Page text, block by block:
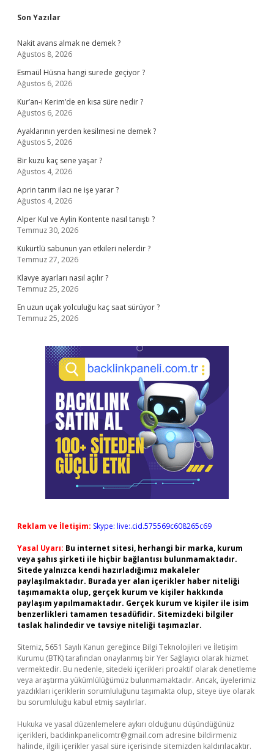
Sidebar
Son Yazılar
Nakit avans almak ne demek ?
Ağustos 8, 2026
Esmaül Hüsna hangi surede geçiyor ?
Ağustos 6, 2026
Kur’an-ı Kerim’de en kısa süre nedir ?
Ağustos 6, 2026
Ayaklarının yerden kesilmesi ne demek ?
Ağustos 5, 2026
Bir kuzu kaç sene yaşar ?
Ağustos 4, 2026
Aprin tarım ilacı ne işe yarar ?
Ağustos 4, 2026
Alper Kul ve Aylin Kontente nasıl tanıştı ?
Temmuz 30, 2026
Kükürtlü sabunun yan etkileri nelerdir ?
Temmuz 27, 2026
Klavye ayarları nasıl açılır ?
Temmuz 25, 2026
En uzun uçak yolculuğu kaç saat sürüyor ?
Temmuz 25, 2026
Reklam ve İletişim: Skype: live:.cid.575569c608265c69
Yasal Uyarı: Bu internet sitesi, herhangi bir marka, kurum
veya şahıs şirketi ile hiçbir bağlantısı bulunmamaktadır.
Sitede yalnızca kendi hazırladığımız makaleler
paylaşılmaktadır. Burada yer alan içerikler haber niteliği
taşımamakta olup, gerçek kurum ve kişiler hakkında
paylaşım yapılmamaktadır. Gerçek kurum ve kişiler ile isim
benzerlikleri tamamen tesadüfidir. Sitemizdeki bilgiler
taslak halindedir ve tavsiye niteliği taşımazlar.
Sitemiz, 5651 Sayılı Kanun gereğince Bilgi Teknolojileri ve İletişim
Kurumu (BTK) tarafından onaylanmış bir Yer Sağlayıcı olarak hizmet
vermektedir. Bu nedenle, sitedeki içerikleri proaktif olarak denetleme
veya araştırma yükümlülüğümüz bulunmamaktadır. Ancak, üyelerimiz
yazdıkları içeriklerin sorumluluğunu taşımakta olup, siteye üye olarak
bu sorumluluğu kabul etmiş sayılırlar.
Hukuka ve yasal düzenlemelere aykırı olduğunu düşündüğünüz
içerikleri, backlinkpanelicomtr@gmail.com adresine bildirmeniz
halinde, ilgili içerikler yasal süre içerisinde sitemizden kaldırılacaktır.